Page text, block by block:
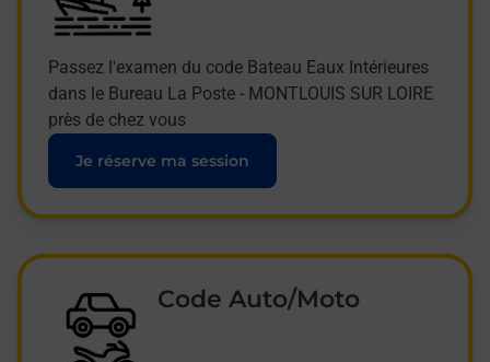
Passez l'examen du code Bateau Eaux Intérieures
dans le Bureau La Poste - MONTLOUIS SUR LOIRE
près de chez vous
Je réserve ma session
Code Auto/Moto